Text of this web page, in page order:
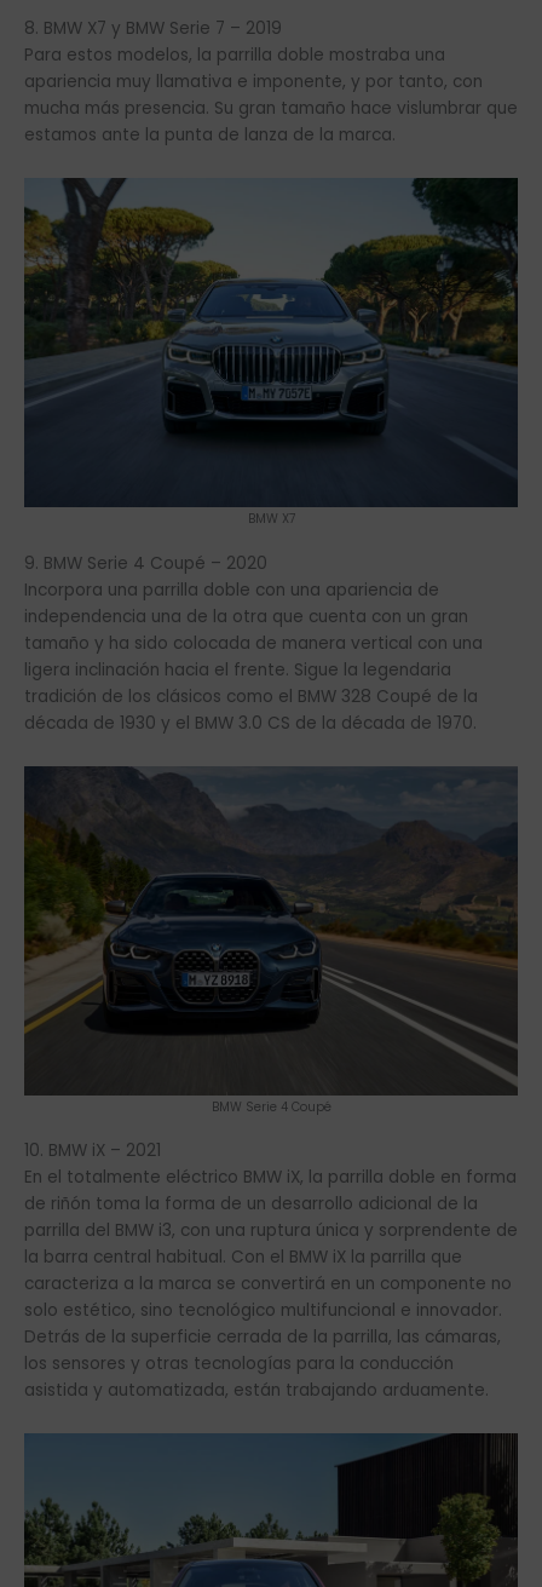
8. BMW X7 y BMW Serie 7 – 2019
Para estos modelos, la parrilla doble mostraba una
apariencia muy llamativa e imponente, y por tanto, con
mucha más presencia. Su gran tamaño hace vislumbrar que
estamos ante la punta de lanza de la marca.
BMW X7
9. BMW Serie 4 Coupé – 2020
Incorpora una parrilla doble con una apariencia de
independencia una de la otra que cuenta con un gran
tamaño y ha sido colocada de manera vertical con una
ligera inclinación hacia el frente. Sigue la legendaria
tradición de los clásicos como el BMW 328 Coupé de la
década de 1930 y el BMW 3.0 CS de la década de 1970.
BMW Serie 4 Coupé
10. BMW iX – 2021
En el totalmente eléctrico BMW iX, la parrilla doble en forma
de riñón toma la forma de un desarrollo adicional de la
parrilla del BMW i3, con una ruptura única y sorprendente de
la barra central habitual. Con el BMW iX la parrilla que
caracteriza a la marca se convertirá en un componente no
solo estético, sino tecnológico multifuncional e innovador.
Detrás de la superficie cerrada de la parrilla, las cámaras,
los sensores y otras tecnologías para la conducción
asistida y automatizada, están trabajando arduamente.